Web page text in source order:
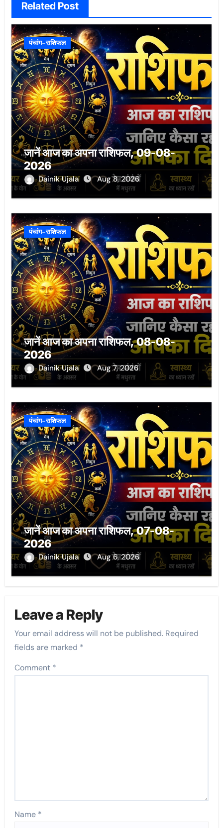
Related Post
पंचांग-राशिफल
जानें आज का अपना राशिफल, 09-08-
2026
Dainik Ujala Aug 8, 2026
पंचांग-राशिफल
जानें आज का अपना राशिफल, 08-08-
2026
Dainik Ujala Aug 7, 2026
पंचांग-राशिफल
जानें आज का अपना राशिफल, 07-08-
2026
Dainik Ujala Aug 6, 2026
Leave a Reply
Your email address will not be published. Required
fields are marked *
Comment *
Name *